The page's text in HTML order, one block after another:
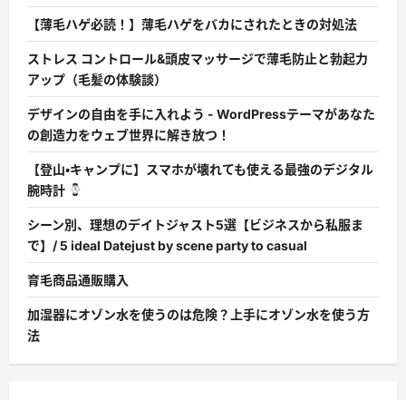
【薄毛ハゲ必読！】薄毛ハゲをバカにされたときの対処法
ストレス コントロール&頭皮マッサージで薄毛防止と勃起力
アップ（毛髪の体験談）
デザインの自由を手に入れよう - WordPressテーマがあなた
の創造力をウェブ世界に解き放つ！
【登山・キャンプに】スマホが壊れても使える最強のデジタル
腕時計
シーン別、理想のデイトジャスト5選【ビジネスから私服ま
で】/ 5 ideal Datejust by scene party to casual
育毛商品通販購入
加湿器にオゾン水を使うのは危険？上手にオゾン水を使う方
法